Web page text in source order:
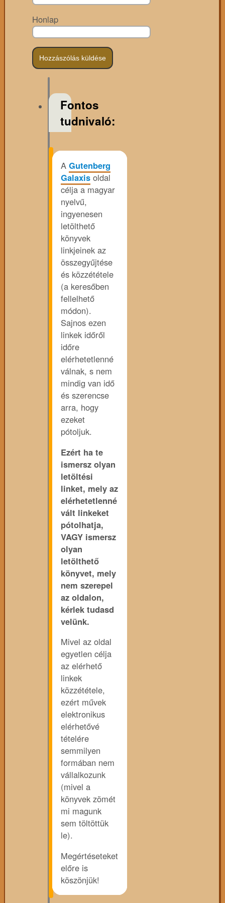
Honlap
Fontos
tudnivaló:
A Gutenberg
Galaxis oldal
célja a magyar
nyelvű,
ingyenesen
letölthető
könyvek
linkjeinek az
összegyűjtése
és közzététele
(a keresőben
fellelhető
módon).
Sajnos ezen
linkek időről
időre
elérhetetlenné
válnak, s nem
mindig van idő
és szerencse
arra, hogy
ezeket
pótoljuk.
Ezért ha te
ismersz olyan
letöltési
linket, mely az
elérhetetlenné
vált linkeket
pótolhatja,
VAGY ismersz
olyan
letölthető
könyvet, mely
nem szerepel
az oldalon,
kérlek tudasd
velünk.
Mivel az oldal
egyetlen célja
az elérhető
linkek
közzététele,
ezért művek
elektronikus
elérhetővé
tételére
semmilyen
formában nem
vállalkozunk
(mivel a
könyvek zömét
mi magunk
sem töltöttük
le).
Megértéseteket
előre is
köszönjük!